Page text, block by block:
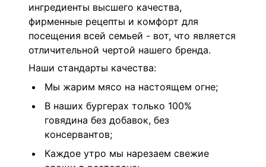
ингредиенты высшего качества,
фирменные рецепты и комфорт для
посещения всей семьей - вот, что является
отличительной чертой нашего бренда.
Наши стандарты качества:
Мы жарим мясо на настоящем огне;
В наших бургерах только 100%
говядина без добавок, без
консервантов;
Каждое утро мы нарезаем свежие